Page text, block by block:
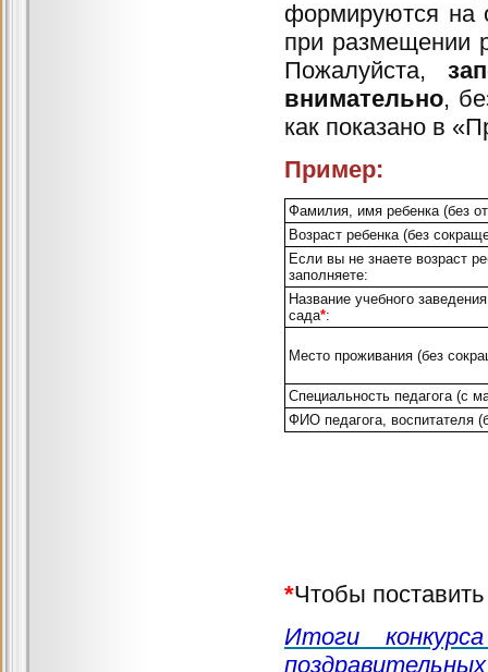
формируются на
при
Пожалуйста,
внимательно,
как показано в
Пример:
Фамилия, имя ребенка (без
Возраст ребенка (без
Если вы не знаете возраст
заполняете:
Название учебного
сада*:
Место проживания (без
Специальность педагога (с
ФИО педагога, воспитателя
*Чтобы
Итоги